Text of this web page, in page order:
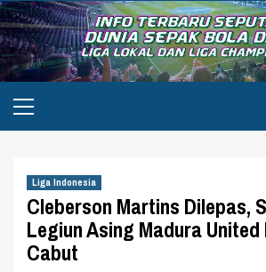
Skip
to
content
Menu
Liga Indonesia
Cleberson Martins Dilepas,
Legiun Asing Madura
Cabut